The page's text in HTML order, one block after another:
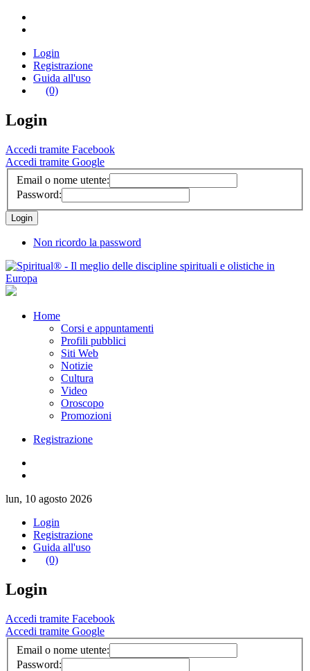
Login
Registrazione
Guida all'uso
(0)
Login
Accedi tramite Facebook
Accedi tramite Google
Email o nome utente:
Password:
Non ricordo la password
Home
Corsi e appuntamenti
Profili pubblici
Siti Web
Notizie
Cultura
Video
Oroscopo
Promozioni
Registrazione
lun, 10 agosto 2026
Login
Registrazione
Guida all'uso
(0)
Login
Accedi tramite Facebook
Accedi tramite Google
Email o nome utente:
Password: